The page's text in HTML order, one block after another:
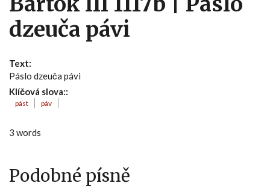
dzeuča pávi
Text:
Páslo dzeuča pávi
Klíčová slova::
pást páv
3 words
Podobné písně